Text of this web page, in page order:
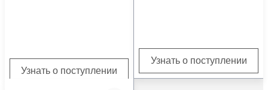
Узнать о поступлении
Узнать о поступлении